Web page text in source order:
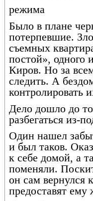
режима
Было в плане
потерпевшие.
съемных
постой», одного
Киров. Но за
следить. А
контролировать
Дело дошло до
разбегаться из-
Один нашел
и был таков.
к себе домой, а
поменяли.
он сам вернулся
предоставят